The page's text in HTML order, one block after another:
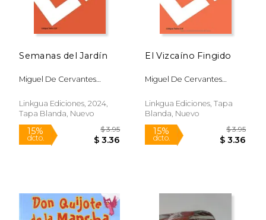
Semanas del Jardín
Miguel De Cervantes
Linkgua Ediciones, 2024,
Tapa Blanda, Nuevo
El Vizcaíno Fingido
Miguel De Cervantes
Linkgua Ediciones, Tapa
Blanda, Nuevo